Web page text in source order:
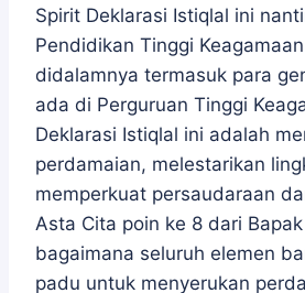
Spirit Deklarasi Istiqlal ini
Pendidikan Tinggi
didalamnya termasuk para
ada di Perguruan Tinggi
Deklarasi Istiqlal ini adalah
perdamaian, melestarikan
memperkuat persaudaraan
Asta Cita poin ke 8 dari
bagaimana seluruh elemen
padu untuk menyerukan